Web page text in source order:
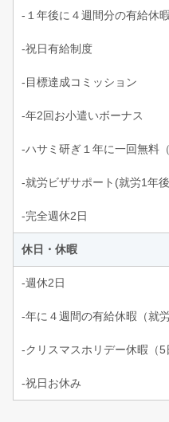
-１年後に４週間分の有給休暇
-祝日有給制度
-目標達成コミッション
-年2回お小遣いボーナス
-ハサミ研ぎ１年に一回無
-就労ビザサポート(就労1年後
-完全週休2日
休日・休暇
-週休2日
-年に４週間の有給休暇（就労
-クリスマスホリデー休暇（5
-祝日お休み